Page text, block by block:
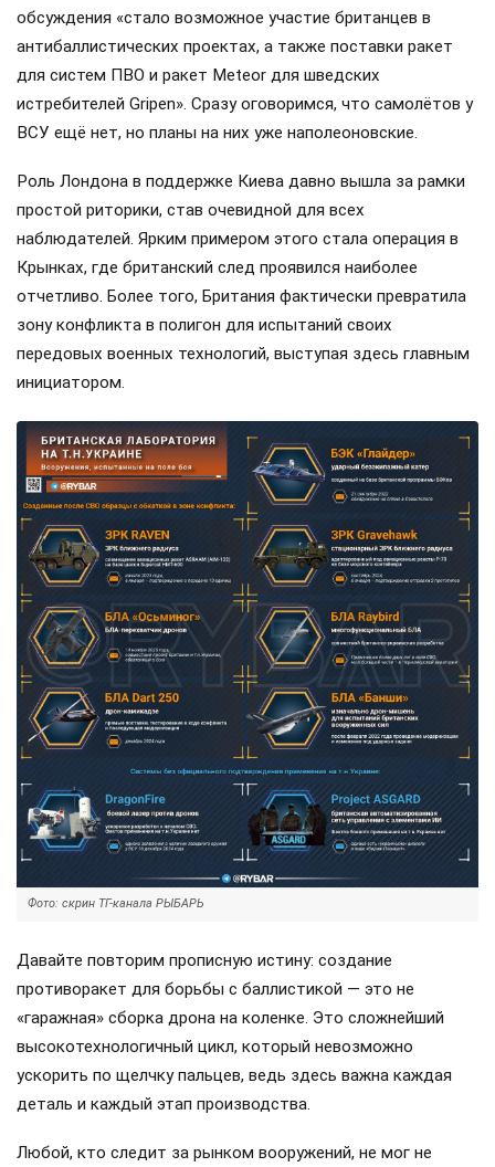
обсуждения «стало возможное участие британцев в
антибаллистических проектах, а также поставки ракет
для систем ПВО и ракет Meteor для шведских
истребителей Gripen». Сразу оговоримся, что самолётов у
ВСУ ещё нет, но планы на них уже наполеоновские.
Роль Лондона в поддержке Киева давно вышла за рамки
простой риторики, став очевидной для всех
наблюдателей. Ярким примером этого стала операция в
Крынках, где британский след проявился наиболее
отчетливо. Более того, Британия фактически превратила
зону конфликта в полигон для испытаний своих
передовых военных технологий, выступая здесь главным
инициатором.
Фото: скрин ТГ-канала РЫБАРЬ
Давайте повторим прописную истину: создание
противоракет для борьбы с баллистикой — это не
«гаражная» сборка дрона на коленке. Это сложнейший
высокотехнологичный цикл, который невозможно
ускорить по щелчку пальцев, ведь здесь важна каждая
деталь и каждый этап производства.
Любой, кто следит за рынком вооружений, не мог не